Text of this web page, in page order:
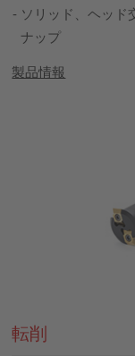
ソリッド、ヘッド
ナップ
製品情報
転削